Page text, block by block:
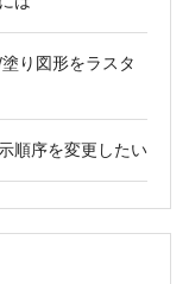
り図形をラスタ
順序を変更したい